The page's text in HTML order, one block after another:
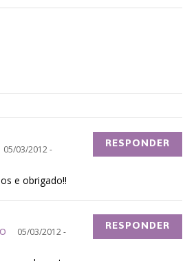
05/03/2012 -
e obrigado!!
RESPONDER
05/03/2012 -
RESPONDER